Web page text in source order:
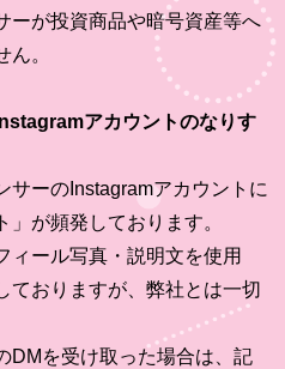
ーが投資商品や暗号資産等へ
。
アカウントのなりす
サーのInstagramアカウントに
が頻発しております。
ィール写真・説明文を使用
ておりますが、弊社とは一切
DMを受け取った場合は、記